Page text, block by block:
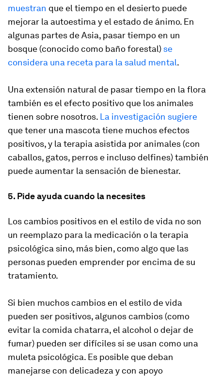
muestran que el tiempo en el desierto puede
mejorar la autoestima y el estado de ánimo. En
algunas partes de Asia, pasar tiempo en un
bosque (conocido como baño forestal) se
considera una receta para la salud mental.
Una extensión natural de pasar tiempo en la flora
también es el efecto positivo que los animales
tienen sobre nosotros. La investigación sugiere
que tener una mascota tiene muchos efectos
positivos, y la terapia asistida por animales (con
caballos, gatos, perros e incluso delfines) también
puede aumentar la sensación de bienestar.
5. Pide ayuda cuando la necesites
Los cambios positivos en el estilo de vida no son
un reemplazo para la medicación o la terapia
psicológica sino, más bien, como algo que las
personas pueden emprender por encima de su
tratamiento.
Si bien muchos cambios en el estilo de vida
pueden ser positivos, algunos cambios (como
evitar la comida chatarra, el alcohol o dejar de
fumar) pueden ser difíciles si se usan como una
muleta psicológica. Es posible que deban
manejarse con delicadeza y con apoyo